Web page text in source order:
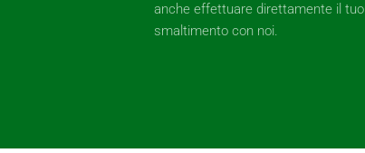
anche effettuare direttamente il tuo
smaltimento con noi.